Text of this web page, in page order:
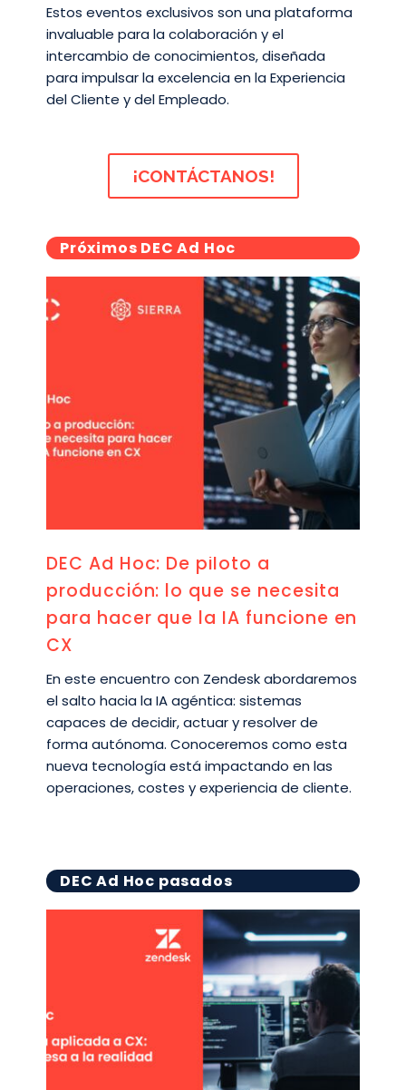
Estos eventos exclusivos son una plataforma
invaluable para la colaboración y el
intercambio de conocimientos, diseñada
para impulsar la excelencia en la Experiencia
del Cliente y del Empleado.
¡CONTÁCTANOS!
Próximos DEC Ad Hoc
DEC Ad Hoc: De piloto a
producción: lo que se necesita
para hacer que la IA funcione en
CX
En este encuentro con Zendesk abordaremos
el salto hacia la IA agéntica: sistemas
capaces de decidir, actuar y resolver de
forma autónoma. Conoceremos como esta
nueva tecnología está impactando en las
operaciones, costes y experiencia de cliente.
DEC Ad Hoc pasados